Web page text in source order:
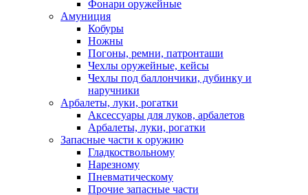
Фонари оружейные
Амуниция
Кобуры
Ножны
Погоны, ремни, патронташи
Чехлы оружейные, кейсы
Чехлы под баллончики, дубинку и
наручники
Арбалеты, луки, рогатки
Аксессуары для луков, арбалетов
Арбалеты, луки, рогатки
Запасные части к оружию
Гладкоствольному
Нарезному
Пневматическому
Прочие запасные части